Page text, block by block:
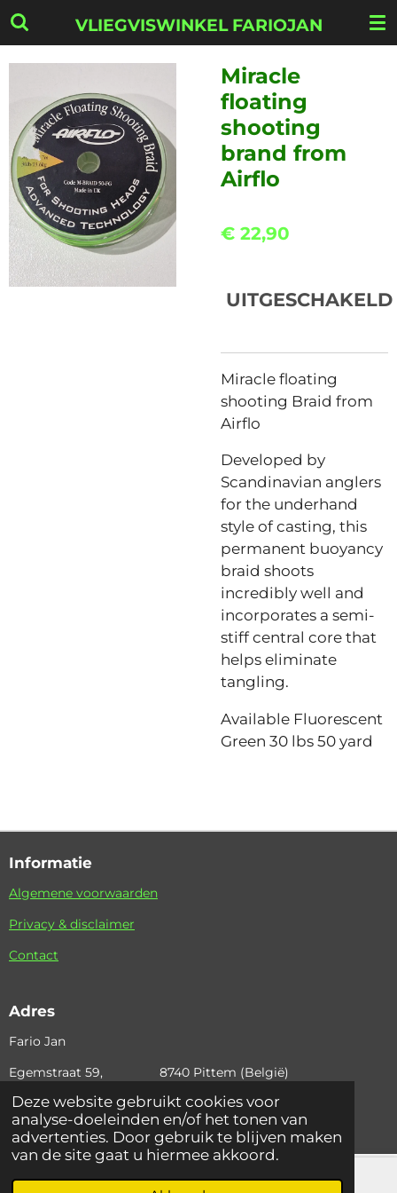
Deze website gebruikt cookies voor
analyse-doeleinden en/of het tonen van
advertenties. Door gebruik te blijven maken
van de site gaat u hiermee akkoord.
Ga
direct
naar
hoofdinhoud
VLIEGVISWINKEL FARIOJAN
Miracle
floating
shooting
brand from
Airflo
€ 22,90
UITGESCHAKELD
Miracle floating
shooting Braid from
Airflo
Developed by
Scandinavian anglers
for the underhand
style of casting, this
permanent buoyancy
braid shoots
incredibly well and
incorporates a semi-
stiff central core that
helps eliminate
tangling.
Available Fluorescent
Green 30 lbs 50 yard
Informatie
Algemene voorwaarden
Privacy & disclaimer
Contact
Adres
Fario Jan
Egemstraat 59, 8740 Pittem (België)
+32 (0)495 36 42 97 email: fario.jan@skynet.be
© 2024 Fariojan